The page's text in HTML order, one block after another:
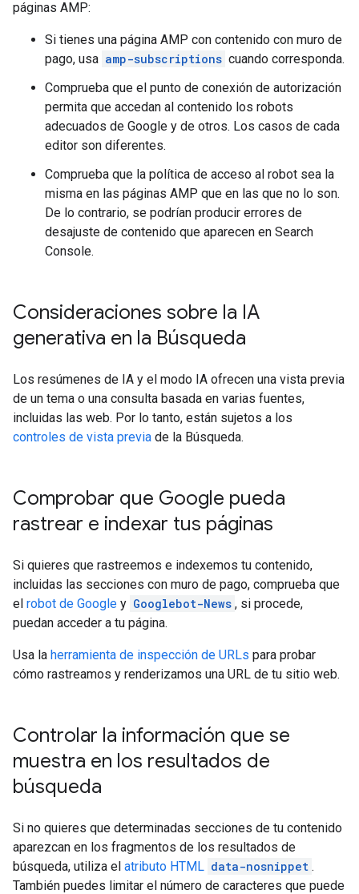
páginas AMP:
Si tienes una página AMP con contenido con muro de
pago, usa amp-subscriptions cuando corresponda.
Comprueba que el punto de conexión de autorización
permita que accedan al contenido los robots
adecuados de Google y de otros. Los casos de cada
editor son diferentes.
Comprueba que la política de acceso al robot sea la
misma en las páginas AMP que en las que no lo son.
De lo contrario, se podrían producir errores de
desajuste de contenido que aparecen en Search
Console.
Consideraciones sobre la IA
generativa en la Búsqueda
Los resúmenes de IA y el modo IA ofrecen una vista previa
de un tema o una consulta basada en varias fuentes,
incluidas las web. Por lo tanto, están sujetos a los
controles de vista previa de la Búsqueda.
Comprobar que Google pueda
rastrear e indexar tus páginas
Si quieres que rastreemos e indexemos tu contenido,
incluidas las secciones con muro de pago, comprueba que
el robot de Google y Googlebot-News , si procede,
puedan acceder a tu página.
Usa la herramienta de inspección de URLs para probar
cómo rastreamos y renderizamos una URL de tu sitio web.
Controlar la información que se
muestra en los resultados de
búsqueda
Si no quieres que determinadas secciones de tu contenido
aparezcan en los fragmentos de los resultados de
búsqueda, utiliza el atributo HTML data-nosnippet .
También puedes limitar el número de caracteres que puede